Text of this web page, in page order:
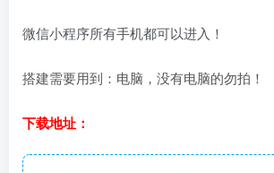
微信小程序所有手机都可以进入！
搭建需要用到：电脑，没有电脑的勿拍！
下载地址：